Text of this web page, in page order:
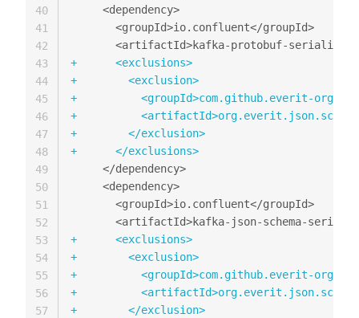
+
+
+
+
+
+
+
+
+
+
+
40
41
42
43
44
45
46
47
48
49
50
51
52
53
54
55
56
57